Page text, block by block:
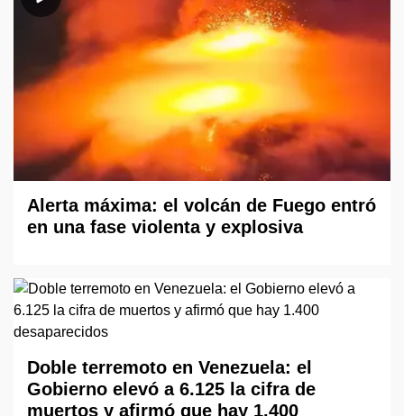
Alerta máxima: el volcán de Fuego entró
en una fase violenta y explosiva
Doble terremoto en Venezuela: el
Gobierno elevó a 6.125 la cifra de
muertos y afirmó que hay 1.400